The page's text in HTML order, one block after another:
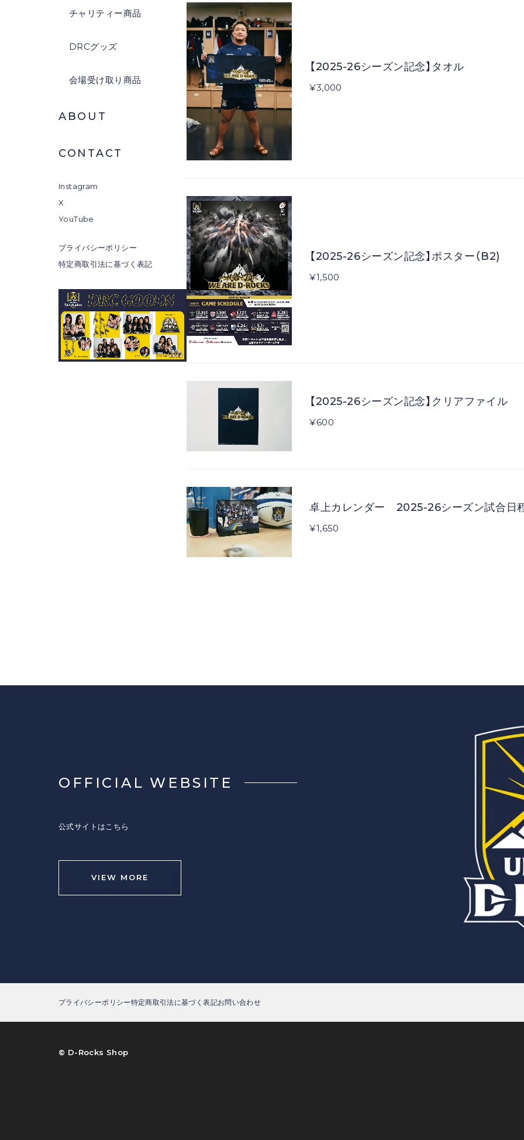
チャリティー商品
DRCグッズ
会場受け取り商品
ABOUT
CONTACT
Instagram
X
YouTube
プライバシーポリシー
特定商取引法に基づく表記
【2025-26シーズン記念】タオル
¥3,000
【2025-26シーズン記念】ポスター（B2)
¥1,500
【2025-26シーズン記念】クリアファイル
¥600
卓上カレンダー 2025-26シーズン試合日
¥1,650
OFFICIAL WEBSITE
公式サイトはこちら
VIEW MORE
プライバシーポリシー特定商取引法に基づく表記お問い合わせ
©︎ D-Rocks Shop